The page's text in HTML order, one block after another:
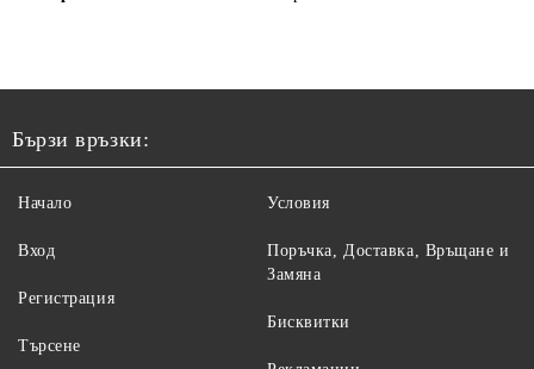
Бързи връзки:
Начало
Вход
Регистрация
Търсене
Условия
Поръчка, Доставка, Връщане и
Замяна
Бисквитки